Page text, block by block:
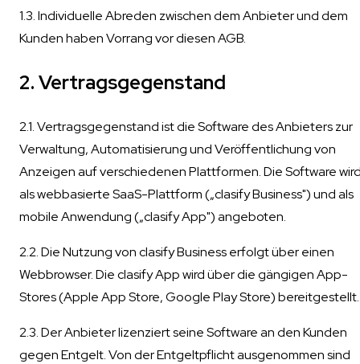
1.3. Individuelle Abreden zwischen dem Anbieter und dem
Kunden haben Vorrang vor diesen AGB.
2. Vertragsgegenstand
2.1. Vertragsgegenstand ist die Software des Anbieters zur
Verwaltung, Automatisierung und Veröffentlichung von
Anzeigen auf verschiedenen Plattformen. Die Software
als webbasierte SaaS-Plattform („clasify Business") und als
mobile Anwendung („clasify App") angeboten.
2.2. Die Nutzung von clasify Business erfolgt über einen
Webbrowser. Die clasify App wird über die gängigen App-
Stores (Apple App Store, Google Play Store) bereitgestellt.
2.3. Der Anbieter lizenziert seine Software an den Kunden
gegen Entgelt. Von der Entgeltpflicht ausgenommen sind